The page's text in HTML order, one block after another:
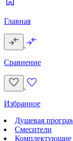
Главная
Сравнение
Избранное
Душевая
Смесители
Комплектующие